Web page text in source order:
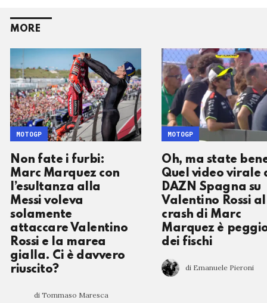
MORE
Non fate i furbi:
Marc Marquez con
l’esultanza alla
Messi voleva
solamente
attaccare Valentino
Rossi e la marea
gialla. Ci è davvero
riuscito?
di Tommaso Maresca
MOTOGP
Oh, ma state
Quel video virale
DAZN Spagna su
Valentino Rossi al
crash di Marc
Marquez è
dei fischi
di Emanuele Pieroni
MOTOGP